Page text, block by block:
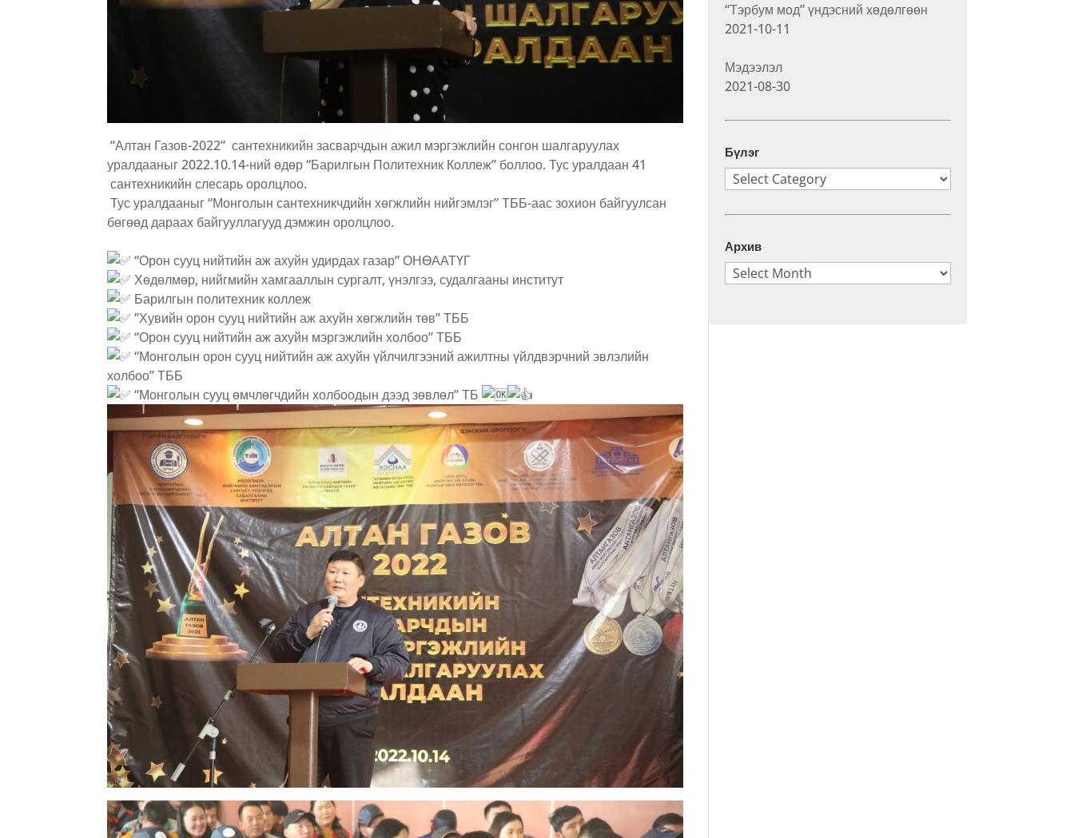
“Алтан Газов-2022” сантехникийн засварчдын ажил мэргэжлийн сонгон шалгаруулах
уралдааныг 2022.10.14-ний өдөр “Барилгын Политехник Коллеж” боллоо. Тус уралдаан 41
сантехникийн слесарь оролцлоо.
Тус уралдааныг “Монголын сантехникчдийн хөгжлийн нийгэмлэг” ТББ-аас зохион байгуулсан
бөгөөд дараах байгууллагууд дэмжин оролцлоо.
“Орон сууц нийтийн аж ахуйн удирдах газар” ОНӨААТҮГ
Хөдөлмөр, нийгмийн хамгааллын сургалт, үнэлгээ, судалгааны институт
Барилгын политехник коллеж
”Хувийн орон сууц нийтийн аж ахуйн хөгжлийн төв” ТББ
“Орон сууц нийтийн аж ахуйн мэргэжлийн холбоо” ТББ
“Монголын орон сууц нийтийн аж ахуйн үйлчилгээний ажилтны үйлдвэрчний эвлэлийн
холбоо” ТББ
“Монголын сууц өмчлөгчдийн холбоодын дээд зөвлөл” ТБ
“Тэрбум мод” үндэсний хөдөлгөөн
2021-10-11
Мэдээлэл
2021-08-30
Бүлэг
Бүлэг
Архив
Архив